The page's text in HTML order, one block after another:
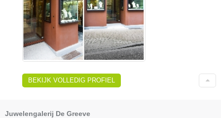
BEKIJK VOLLEDIG PROFIEL
Juwelengalerij De Greeve